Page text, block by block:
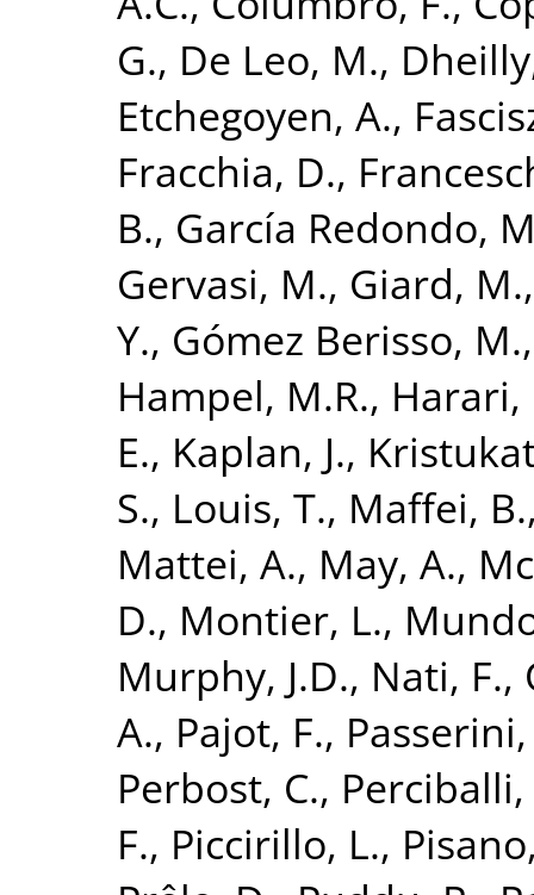
G., De Leo, M.,
Etchegoyen, A.,
Fracchia, D.,
B., García Redondo,
Gervasi, M., Giard, M.
Y., Gómez Berisso, M.
Hampel, M.R., Harari,
E., Kaplan, J.,
S., Louis, T., Maffei, B.
Mattei, A., May, A.,
D., Montier, L.,
Murphy, J.D., Nati, F.,
A., Pajot, F.,
Perbost, C.,
F., Piccirillo, L.,